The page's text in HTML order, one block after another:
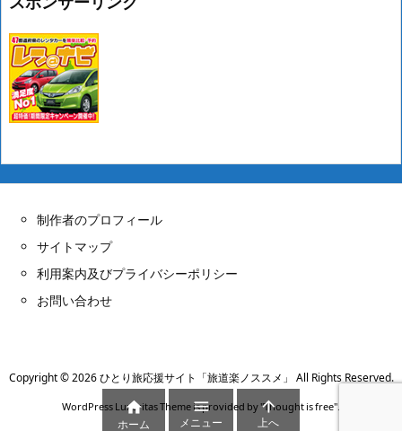
制作者のプロフィール
サイトマップ
利用案内及びプライバシーポリシー
お問い合わせ
Copyright ©2026 ひとり旅応援サイト「旅道楽ノススメ」 All Rights Reserved.
WordPress Luxeritas Theme is provided by "Thought is free".

ホーム

メニュー

上へ